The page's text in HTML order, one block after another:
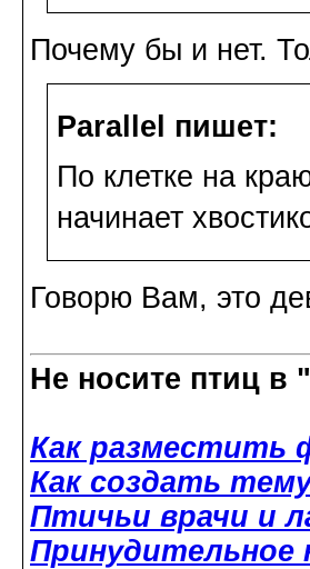
Почему бы и нет.
Parallel пишет:
По клетке на
начинает
Говорю Вам, это
Не носите птиц в
Как разместить
Как создать
Птичьи врачи и
Принудительное